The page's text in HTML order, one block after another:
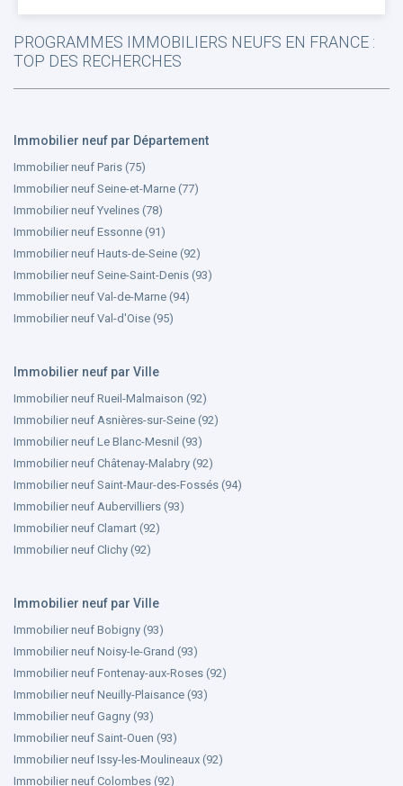
PROGRAMMES IMMOBILIERS NEUFS EN FRANCE :
TOP DES RECHERCHES
Immobilier neuf par Département
Immobilier neuf Paris (75)
Immobilier neuf Seine-et-Marne (77)
Immobilier neuf Yvelines (78)
Immobilier neuf Essonne (91)
Immobilier neuf Hauts-de-Seine (92)
Immobilier neuf Seine-Saint-Denis (93)
Immobilier neuf Val-de-Marne (94)
Immobilier neuf Val-d'Oise (95)
Immobilier neuf par Ville
Immobilier neuf Rueil-Malmaison (92)
Immobilier neuf Asnières-sur-Seine (92)
Immobilier neuf Le Blanc-Mesnil (93)
Immobilier neuf Châtenay-Malabry (92)
Immobilier neuf Saint-Maur-des-Fossés (94)
Immobilier neuf Aubervilliers (93)
Immobilier neuf Clamart (92)
Immobilier neuf Clichy (92)
Immobilier neuf par Ville
Immobilier neuf Bobigny (93)
Immobilier neuf Noisy-le-Grand (93)
Immobilier neuf Fontenay-aux-Roses (92)
Immobilier neuf Neuilly-Plaisance (93)
Immobilier neuf Gagny (93)
Immobilier neuf Saint-Ouen (93)
Immobilier neuf Issy-les-Moulineaux (92)
Immobilier neuf Colombes (92)